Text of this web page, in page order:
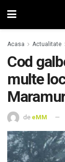
Acasa Actualitate
Cod
multe
de eMM